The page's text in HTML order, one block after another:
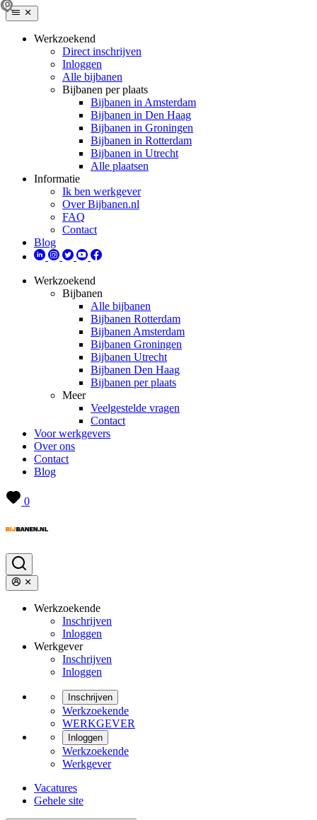
Werkzoekend
Direct inschrijven
Inloggen
Alle bijbanen
Bijbanen per plaats
Bijbanen in Amsterdam
Bijbanen in Den Haag
Bijbanen in Groningen
Bijbanen in Rotterdam
Bijbanen in Utrecht
Alle plaatsen
Informatie
Ik ben werkgever
Over Bijbanen.nl
FAQ
Contact
Blog
Werkzoekend
Bijbanen
Alle bijbanen
Bijbanen Rotterdam
Bijbanen Amsterdam
Bijbanen Groningen
Bijbanen Utrecht
Bijbanen Den Haag
Bijbanen per plaats
Meer
Veelgestelde vragen
Contact
Voor werkgevers
Over ons
Contact
Blog
0
Werkzoekende
Inschrijven
Inloggen
Werkgever
Inschrijven
Inloggen
Inschrijven
Werkzoekende
WERKGEVER
Inloggen
Werkzoekende
Werkgever
Vacatures
Gehele site